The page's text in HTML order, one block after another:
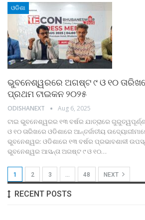
ଓଡିଶା
ଭୁବନେଶ୍ୱରରେ ଅଗଷ୍ଟ ୯ ଓ ୧୦
ପ୍ରଥମ ଟାଇକନ ୨୦୨୫
ODISHANEXT Aug 6, 2025
ଟାଇ ଭୁବନେଶ୍ୱରର ୧୩ ବର୍ଷର ଯାତ୍ରାରେ
ଓ ୧୦ ତାରିଖରେ ଓଡିଶାରେ ଆନ୍ତର୍ଜାତୀୟ
ଭୁବନେଶ୍ୱର: ଓଡିଶାରେ ୧୩ ବର୍ଷର ପ୍ରଭାବଶାଳୀ
ଭୁବନେଶ୍ୱର ଆସନ୍ତା ଅଗଷ୍ଟ ୯ ଓ ୧୦…
1 2 3 … 48 NEXT
RECENT POSTS